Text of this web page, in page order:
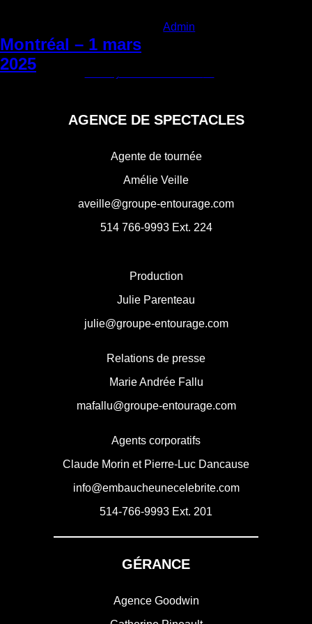
Montréal – 1 mars
2025
Admin
Categories:
de
AGENCE DE SPECTACLES
Agente de tournée
Amélie Veille
aveille@groupe-entourage.com
514 766-9993Ext. 224
Production
Julie Parenteau
julie@groupe-entourage.com
Relations de presse
Marie Andrée Fallu
mafallu@groupe-entourage.com
Agents corporatifs
Claude Morin et Pierre-Luc Dancause
info@embaucheunecelebrite.com
514-766-9993 Ext. 201
GÉRANCE
Agence Goodwin